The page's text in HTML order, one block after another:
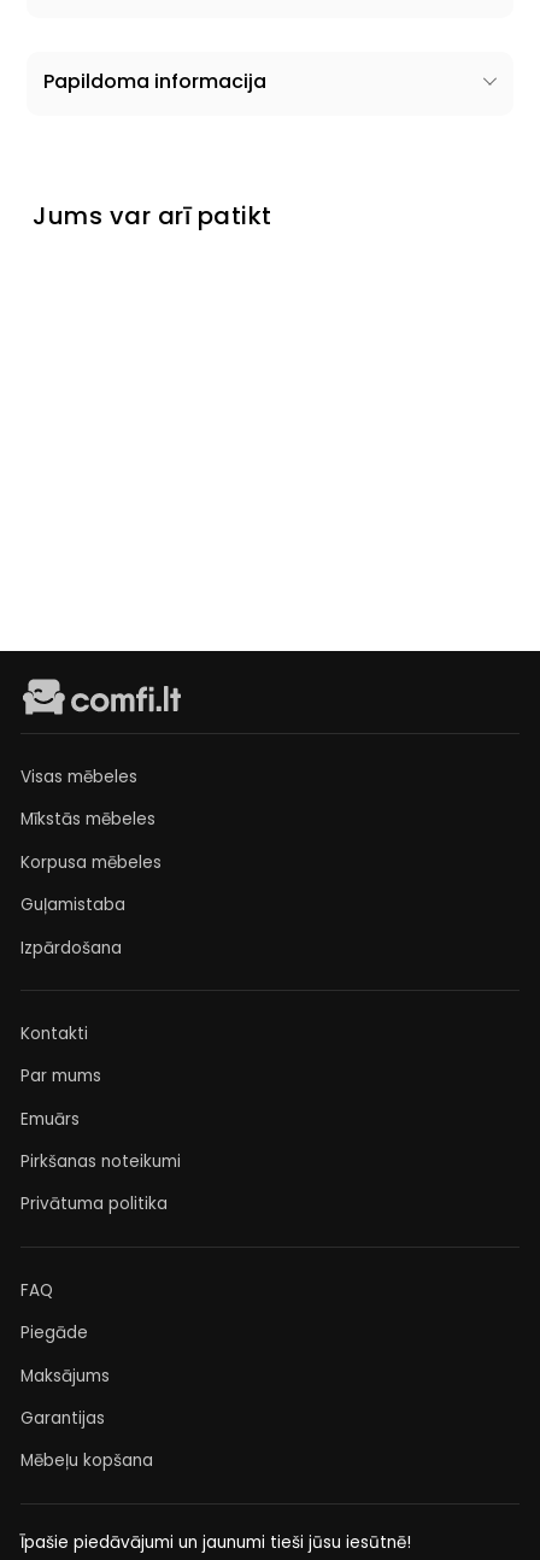
Papildoma informacija
Jums var arī patikt
Visas mēbeles
Mīkstās mēbeles
Korpusa mēbeles
Guļamistaba
Izpārdošana
Kontakti
Par mums
Emuārs
Pirkšanas noteikumi
Privātuma politika
FAQ
Piegāde
Maksājums
Garantijas
Mēbeļu kopšana
Īpašie piedāvājumi un jaunumi tieši jūsu iesūtnē!